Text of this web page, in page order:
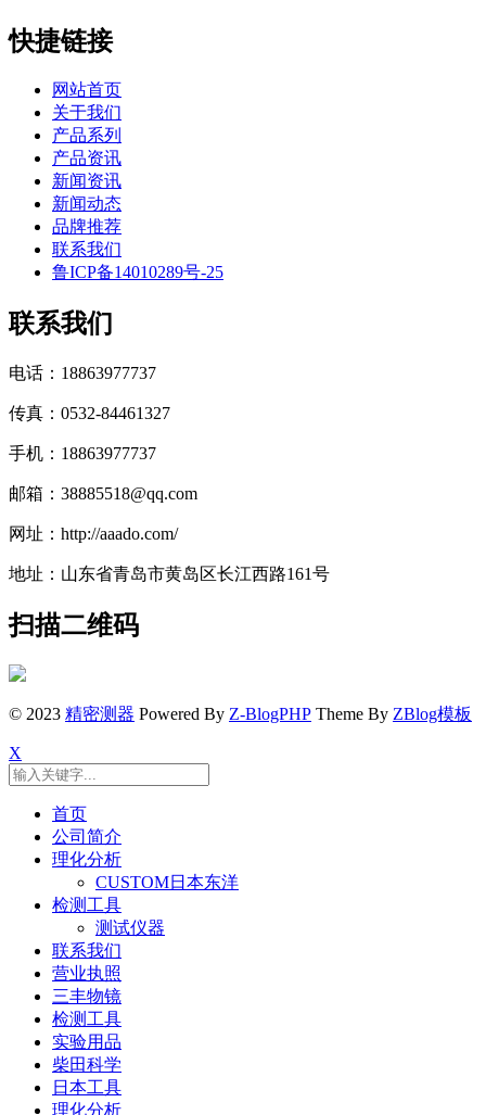
快捷链接
网站首页
关于我们
产品系列
产品资讯
新闻资讯
新闻动态
品牌推荐
联系我们
鲁ICP备14010289号-25
联系我们
电话：18863977737
传真：0532-84461327
手机：18863977737
邮箱：38885518@qq.com
网址：http://aaado.com/
地址：山东省青岛市黄岛区长江西路161号
扫描二维码
© 2023 精密测器 Powered By Z-BlogPHP Theme By ZBlog模板
X
首页
公司简介
理化分析
CUSTOM日本东洋
检测工具
测试仪器
联系我们
营业执照
三丰物镜
检测工具
实验用品
柴田科学
日本工具
理化分析